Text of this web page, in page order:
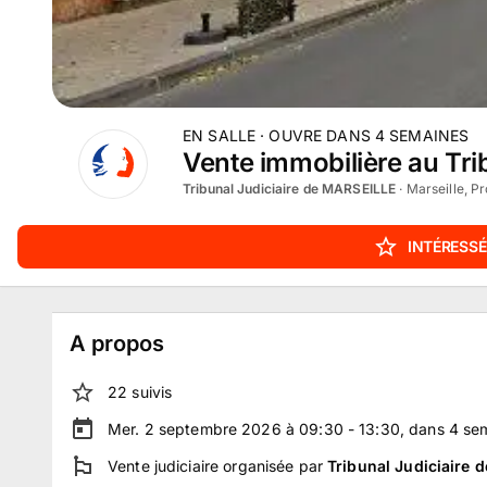
EN SALLE · OUVRE DANS 4 SEMAINES
Vente immobilière au
Tribunal Judiciaire de MARSEILLE · Marseille,
A propos
22 suivis
Mer. 2 septembre 2026 à 09:30 - 13:30, dans 4
Vente judiciaire organisée parTribunal Judiciaire